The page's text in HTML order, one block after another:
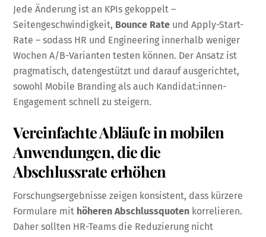
Jede Änderung ist an KPIs gekoppelt –
Seitengeschwindigkeit, Bounce Rate und Apply-Start-
Rate – sodass HR und Engineering innerhalb weniger
Wochen A/B-Varianten testen können. Der Ansatz ist
pragmatisch, datengestützt und darauf ausgerichtet,
sowohl Mobile Branding als auch Kandidat:innen-
Engagement schnell zu steigern.
Vereinfachte Abläufe in mobilen
Anwendungen, die die
Abschlussrate erhöhen
Forschungsergebnisse zeigen konsistent, dass kürzere
Formulare mit höheren Abschlussquoten korrelieren.
Daher sollten HR-Teams die Reduzierung nicht